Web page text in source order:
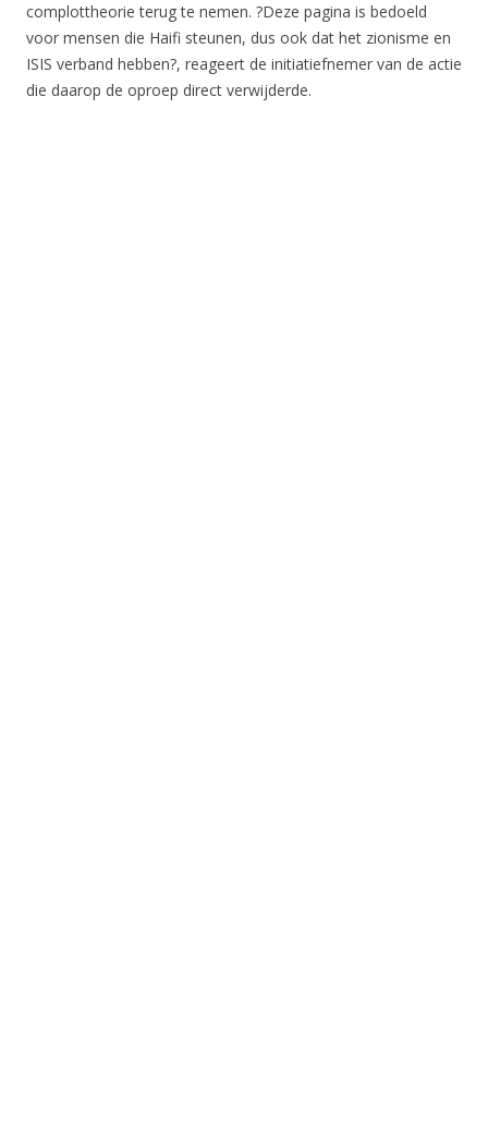
complottheorie terug te nemen. ?Deze pagina is bedoeld
voor mensen die Haifi steunen, dus ook dat het zionisme en
ISIS verband hebben?, reageert de initiatiefnemer van de actie
die daarop de oproep direct verwijderde.